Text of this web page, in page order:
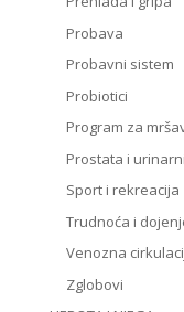
Probava
Probavni sistem
Probiotici
Program za
Prostata i
Sport i rekreacija
Trudnoća i
Venozna
Zglobovi